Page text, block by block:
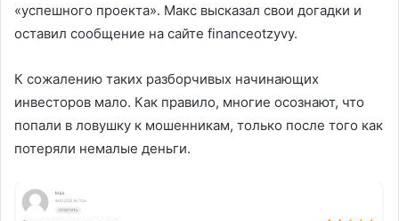
«успешного проекта». Макс высказал свои догадки и
оставил сообщение на сайте financeotzyvy.
К сожалению таких разборчивых начинающих
инвесторов мало. Как правило, многие осознают, что
попали в ловушку к мошенникам, только после того как
потеряли немалые деньги.